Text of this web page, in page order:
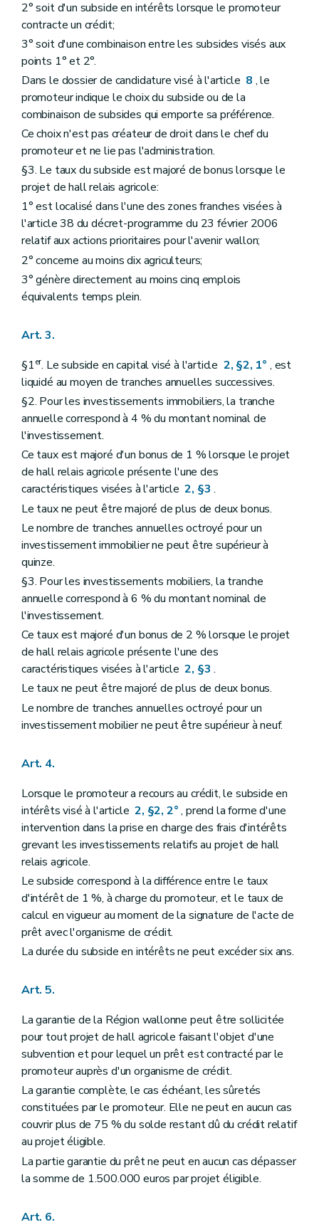
2° soit d'un subside en intérêts lorsque le promoteur
contracte un crédit;
3° soit d'une combinaison entre les subsides visés aux
points 1° et 2°.
Dans le dossier de candidature visé à l'article 8 , le
promoteur indique le choix du subside ou de la
combinaison de subsides qui emporte sa préférence.
Ce choix n'est pas créateur de droit dans le chef du
promoteur et ne lie pas l'administration.
§3. Le taux du subside est majoré de bonus lorsque le
projet de hall relais agricole:
1° est localisé dans l'une des zones franches visées à
l'article 38 du décret-programme du 23 février 2006
relatif aux actions prioritaires pour l'avenir wallon;
2° concerne au moins dix agriculteurs;
3° génère directement au moins cinq emplois
équivalents temps plein.
Art. 3.
§1er. Le subside en capital visé à l'article 2, §2, 1° , est
liquidé au moyen de tranches annuelles successives.
§2. Pour les investissements immobiliers, la tranche
annuelle correspond à 4 % du montant nominal de
l'investissement.
Ce taux est majoré d'un bonus de 1 % lorsque le projet
de hall relais agricole présente l'une des
caractéristiques visées à l'article2, §3 .
Le taux ne peut être majoré de plus de deux bonus.
Le nombre de tranches annuelles octroyé pour un
investissement immobilier ne peut être supérieur à
quinze.
§3. Pour les investissements mobiliers, la tranche
annuelle correspond à 6 % du montant nominal de
l'investissement.
Ce taux est majoré d'un bonus de 2 % lorsque le projet
de hall relais agricole présente l'une des
caractéristiques visées à l'article2, §3 .
Le taux ne peut être majoré de plus de deux bonus.
Le nombre de tranches annuelles octroyé pour un
investissement mobilier ne peut être supérieur à neuf.
Art. 4.
Lorsque le promoteur a recours au crédit, le subside en
intérêts visé à l'article2, §2, 2°, prend la forme d'une
intervention dans la prise en charge des frais d'intérêts
grevant les investissements relatifs au projet de hall
relais agricole.
Le subside correspond à la différence entre le taux
d'intérêt de 1 %, à charge du promoteur, et le taux de
calcul en vigueur au moment de la signature de l'acte de
prêt avec l'organisme de crédit.
La durée du subside en intérêts ne peut excéder six ans.
Art. 5.
La garantie de la Région wallonne peut être sollicitée
pour tout projet de hall agricole faisant l'objet d'une
subvention et pour lequel un prêt est contracté par le
promoteur auprès d'un organisme de crédit.
La garantie complète, le cas échéant, les sûretés
constituées par le promoteur. Elle ne peut en aucun cas
couvrir plus de 75 % du solde restant dû du crédit relatif
au projet éligible.
La partie garantie du prêt ne peut en aucun cas dépasser
la somme de 1.500.000 euros par projet éligible.
Art. 6.